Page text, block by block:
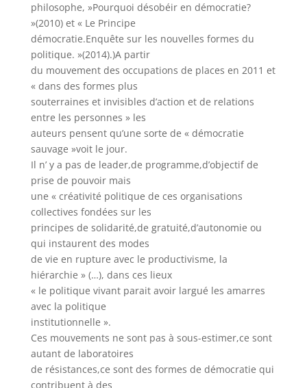
philosophe, »Pourquoi désobéir en démocratie?
»(2010) et « Le Principe
démocratie.Enquête sur les nouvelles formes du
politique. »(2014).)A partir
du mouvement des occupations de places en 2011 et
« dans des formes plus
souterraines et invisibles d’action et de relations
entre les personnes » les
auteurs pensent qu’une sorte de « démocratie
sauvage »voit le jour.
Il n’ y a pas de leader,de programme,d’objectif de
prise de pouvoir mais
une « créativité politique de ces organisations
collectives fondées sur les
principes de solidarité,de gratuité,d’autonomie ou
qui instaurent des modes
de vie en rupture avec le productivisme, la
hiérarchie » (…), dans ces lieux
« le politique vivant parait avoir largué les amarres
avec la politique
institutionnelle ».
Ces mouvements ne sont pas à sous-estimer,ce sont
autant de laboratoires
de résistances,ce sont des formes de démocratie qui
contribuent à des